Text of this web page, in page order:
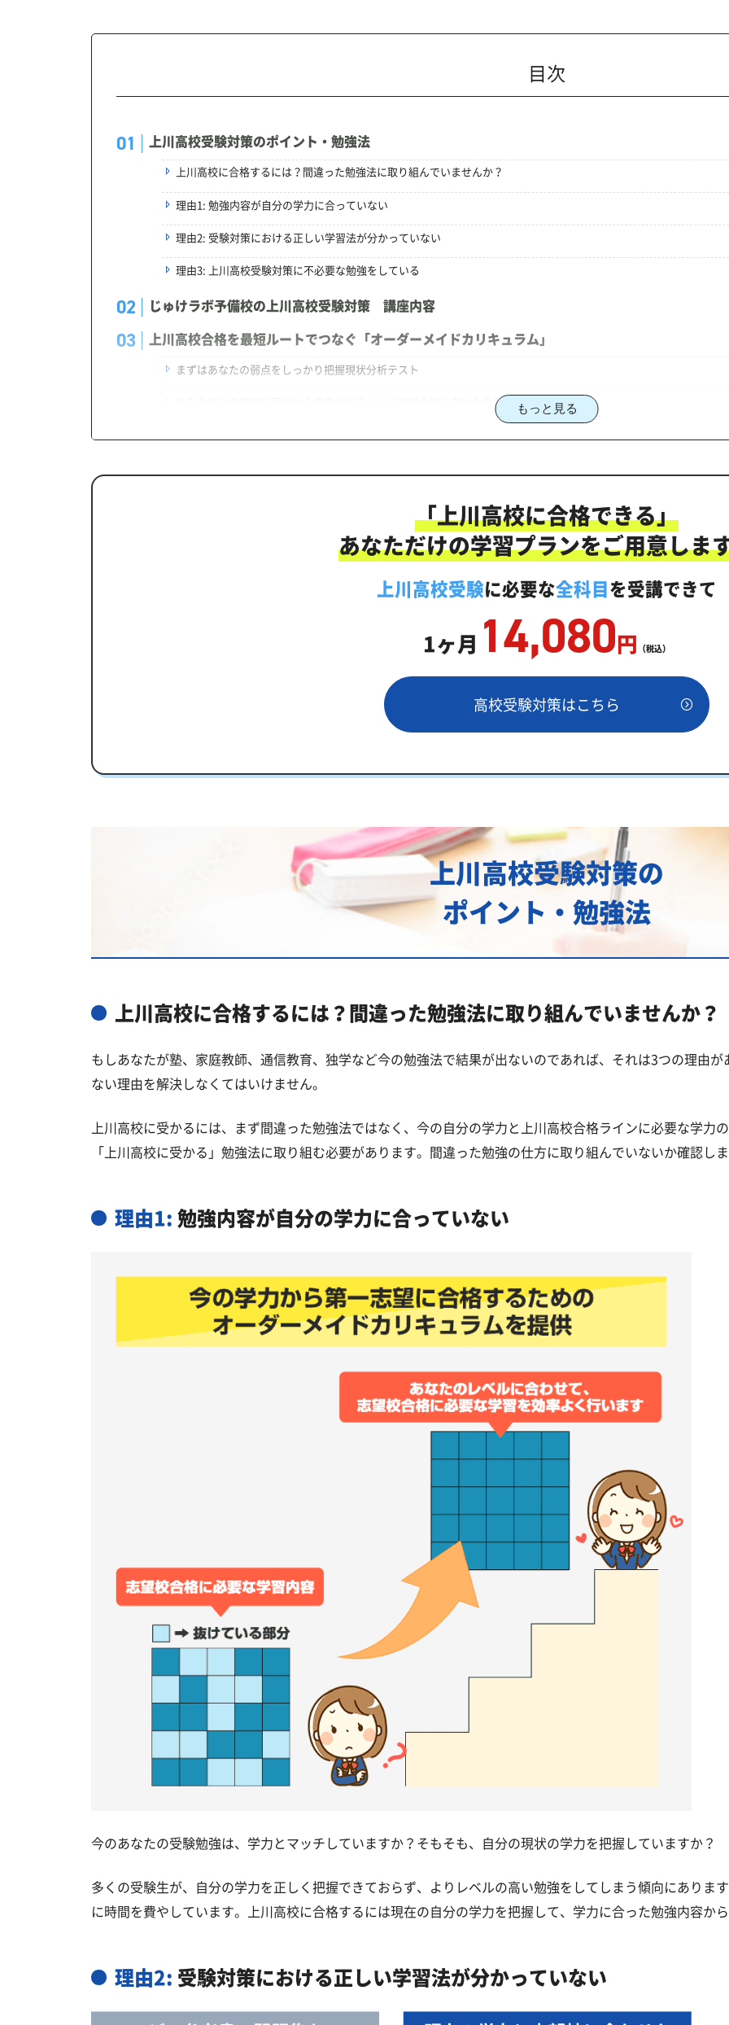
目次
上川高校受験対策のポイント・勉強法
上川高校に合格するには？間違った勉強法に取り組んでいませんか？
理由1: 勉強内容が自分の学力に合っていない
理由2: 受験対策における正しい学習法が分かっていない
理由3: 上川高校受験対策に不必要な勉強をしている
じゅけラボ予備校の上川高校受験対策 講座内容
上川高校合格を最短ルートでつなぐ「オーダーメイドカリキュラム」
まずはあなたの弱点をしっかり把握現状分析テスト
あなただけの学習計画だから成果が出る！上川高校合格に向けた受験対策カリキュラム
一人でも安心、学習相談
生徒にピッタリ合った「上川高校対策のオーダーメイドカリキュラム」だから成果が出る！
カリキュラムや料金についてお気軽にご相談ください
上川高校合格に必要な内申点の目安
上川高校合格するには内申点と偏差値両方が必要
上川高校の所在地・アクセス
上川高校卒業生の主な大学進学実績
私立大学
上川高校と偏差値が近い公立高校一覧
上川郡の他の公立高校
もっと見る
「上川高校に合格できる」
あなただけの学習プランをご用意しま
上川高校受験に必要な全科目を受講できて
1ヶ月 14,080円 （税込）
高校受験対策はこちら
上川高校受験対策の
ポイント・勉強法
上川高校に合格するには？間違った勉強法に取り組んでいませんか？
もしあなたが塾、家庭教師、通信教育、独学など今の勉強法で結果が出ないのであれば、それは3つの理由
ない理由を解決しなくてはいけません。
上川高校に受かるには、まず間違った勉強法ではなく、今の自分の学力と上川高校合格ラインに必要な学力
「上川高校に受かる」勉強法に取り組む必要があります。間違った勉強の仕方に取り組んでいないか確認し
理由1:勉強内容が自分の学力に合っていない
今のあなたの受験勉強は、学力とマッチしていますか？そもそも、自分の現状の学力を把握していますか？
多くの受験生が、自分の学力を正しく把握できておらず、よりレベルの高い勉強をしてしまう傾向にありま
に時間を費やしています。上川高校に合格するには現在の自分の学力を把握して、学力に合った勉強内容か
理由2: 受験対策における正しい学習法が分かっていない